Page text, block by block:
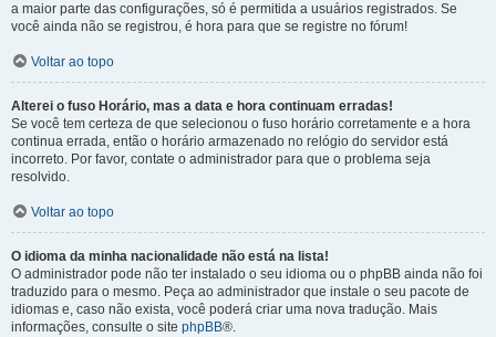
a maior parte das configurações, só é permitida a usuários registrados. Se
você ainda não se registrou, é hora para que se registre no fórum!
Voltar ao topo
Alterei o fuso Horário, mas a data e hora continuam erradas!
Se você tem certeza de que selecionou o fuso horário corretamente e a hora
continua errada, então o horário armazenado no relógio do servidor está
incorreto. Por favor, contate o administrador para que o problema seja
resolvido.
Voltar ao topo
O idioma da minha nacionalidade não está na lista!
O administrador pode não ter instalado o seu idioma ou o phpBB ainda não foi
traduzido para o mesmo. Peça ao administrador que instale o seu pacote de
idiomas e, caso não exista, você poderá criar uma nova tradução. Mais
informações, consulte o site phpBB®.